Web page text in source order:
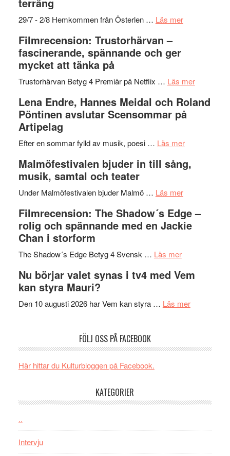
och
Scully
–
och
lättsam
29/7 - 2/8 Hemkommen från Österlen … Läs merom
2026
I
Delvis
genrens
terräng
Filmrecension: Trustorhärvan –
fascinerande, spännande och ger
mycket att tänka på
Trustorhärvan Betyg 4 Premiär på Netflix … Läs merom
på
Lena Endre, Hannes Meidal och Roland
Pöntinen avslutar Scensommar på
Artipelag
Efter en sommar fylld av musik, poesi … Läs merom
Endre,
Roland
Pöntinen
Artipelag
Malmöfestivalen bjuder in till sång,
musik, samtal och teater
Under Malmöfestivalen bjuder Malmö … Läs merom
bjuder
in
samtal
teater
Filmrecension: The Shadow´s Edge –
rolig och spännande med en Jackie
Chan i storform
The Shadow´s Edge Betyg 4 Svensk … Läs merom
The
´s
och
Jackie
Nu börjar valet synas i tv4 med Vem
kan styra Mauri?
Den 10 augusti 2026 har Vem kan styra … Läs merom
synas
Vem
FÖLJ OSS PÅ FACEBOOK
Här hittar du Kulturbloggen på Facebook.
KATEGORIER
..
Intervju